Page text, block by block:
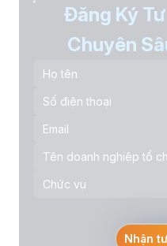
Đăng Ký
Chuyên
Nhận